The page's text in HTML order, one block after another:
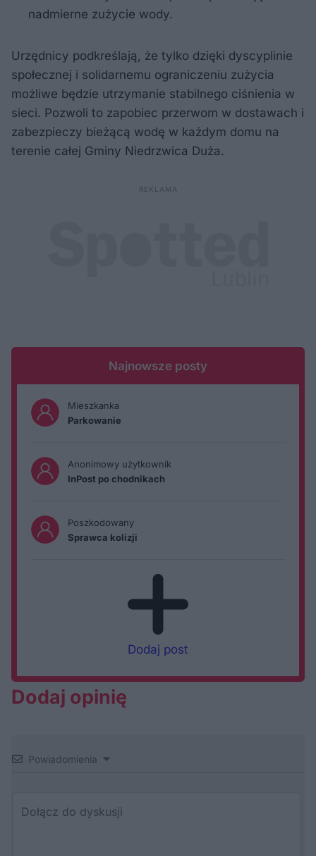
nadmierne zużycie wody.
Urzędnicy podkreślają, że tylko dzięki dyscyplinie
społecznej i solidarnemu ograniczeniu zużycia
możliwe będzie utrzymanie stabilnego ciśnienia w
sieci. Pozwoli to zapobiec przerwom w dostawach i
zabezpieczy bieżącą wodę w każdym domu na
terenie całej Gminy Niedrzwica Duża.
Najnowsze posty
Mieszkanka
Parkowanie
Anonimowy użytkownik
InPost po chodnikach
Poszkodowany
Sprawca kolizji
Dodaj post
Dodaj opinię
Powiadomienia